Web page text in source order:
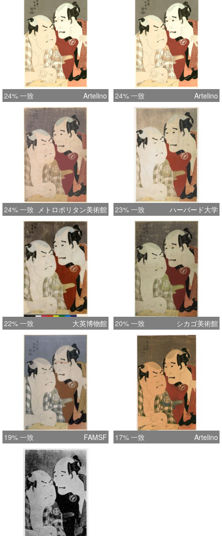
24% 一致 Artelino 24% 一致 Artelino
24% 一致 メトロポリタン美術館 23% 一致 ハーバード大学
22% 一致 大英博物館 20% 一致 シカゴ美術館
19% 一致 FAMSF 17% 一致 Artelino